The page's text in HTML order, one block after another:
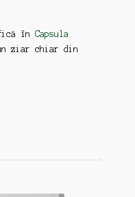
în Capsula
un ziar chiar din